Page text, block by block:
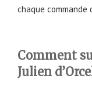
chaque
Comment
Julien